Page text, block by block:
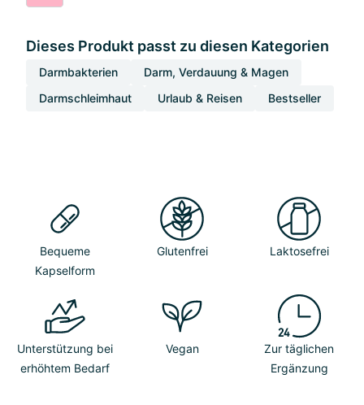
Dieses Produkt passt zu diesen Kategorien
Darmbakterien
Darm, Verdauung & Magen
Darmschleimhaut
Urlaub & Reisen Bestseller
Bequeme
Kapselform
Glutenfrei Laktosefrei
Unterstützung bei
erhöhtem Bedarf
Vegan
Zur täglichen
Ergänzung